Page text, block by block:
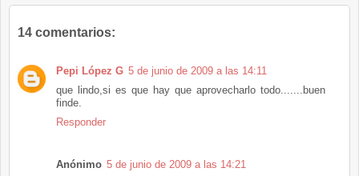
14 comentarios:
Pepi López G 5 de junio de 2009 a las 14:11
que lindo,si es que hay que aprovecharlo todo.......buen
finde.
Responder
Anónimo 5 de junio de 2009 a las 14:21